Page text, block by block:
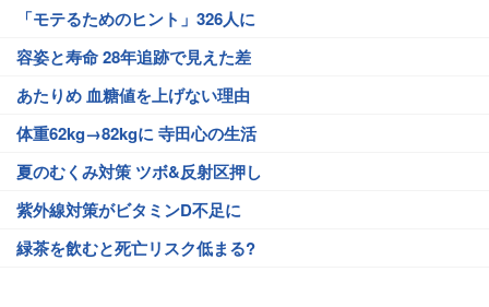
「モテるためのヒント」326人に
容姿と寿命 28年追跡で見えた差
あたりめ 血糖値を上げない理由
体重62kg→82kgに 寺田心の生活
夏のむくみ対策 ツボ&反射区押し
紫外線対策がビタミンD不足に
緑茶を飲むと死亡リスク低まる?